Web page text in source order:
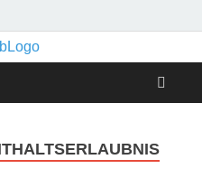
Reise
Tipps
Urlaub, Ferien, Flüge,